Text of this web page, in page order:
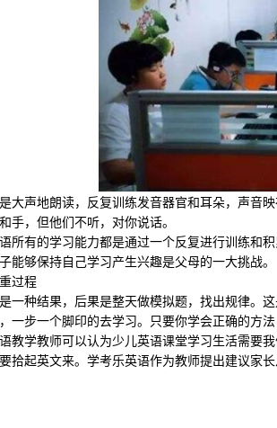
声地朗读，反复训练发音器官和耳朵，声音映
手，但他们不听，对你说话。
有的学习能力都是通过一个反复进行训练和积
能够保持自己学习产生兴趣是父母的一大挑战。
过程
种结果，后果是整天做模拟题，找出规律。这
一步一个脚印的去学习。只要你学会正确的方法
学教师可以认为少儿英语课堂学习生活需要我
拾起英文来。学考乐英语作为教师提出建议家